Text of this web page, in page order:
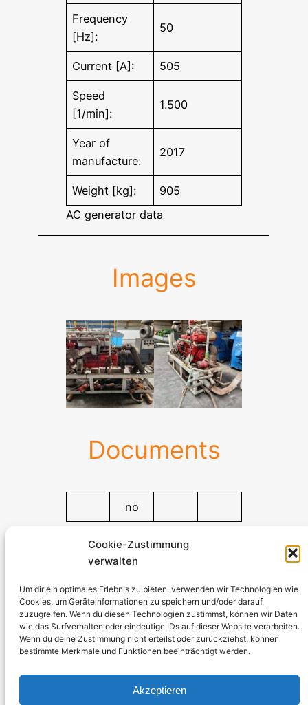
Cookie-Zustimmung
verwalten
Um dir ein optimales Erlebnis zu bieten, verwenden wir Technologien wie
Cookies, um Geräteinformationen zu speichern und/oder darauf
zuzugreifen. Wenn du diesen Technologien zustimmst, können wir Daten
wie das Surfverhalten oder eindeutige IDs auf dieser Website verarbeiten.
Wenn du deine Zustimmung nicht erteilst oder zurückziehst, können
bestimmte Merkmale und Funktionen beeinträchtigt werden.
Akzeptieren
Frequency
[Hz]:
50
Current [A]: 505
Speed
[1/min]:
1.500
Year of
manufacture:
2017
Weight [kg]:
905
AC generator data
Images
Documents
no
Kürtener Straße 13, D-51465 Bergisch Gladbach
Managing Director: Andre Kandlin
Sales Representative: Michael Jochmann